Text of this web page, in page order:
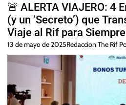
🚨 ALERTA VIAJERO: 4
(y un ‘Secreto’) que
Viaje al Rif para
13 de mayo de 2025Redaccion The Rif